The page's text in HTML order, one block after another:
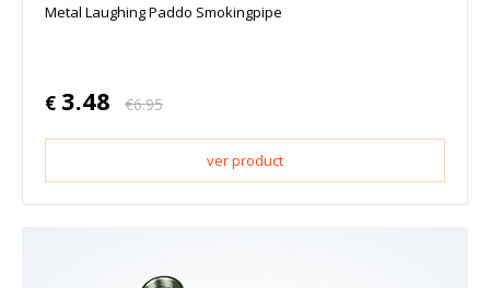
Metal Laughing Paddo Smokingpipe
€ 3.48 €6.95
ver product